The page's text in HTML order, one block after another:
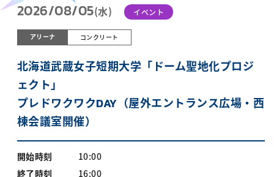
2026/08/05(水) イベント
アリーナ コンクリート
北海道武蔵女子短期大学「ドーム聖地化プロジ
ェクト」
プレドワクワクDAY（屋外エントランス広場・西
棟会議室開催）
開始時刻
10:00
終了時刻
16:00